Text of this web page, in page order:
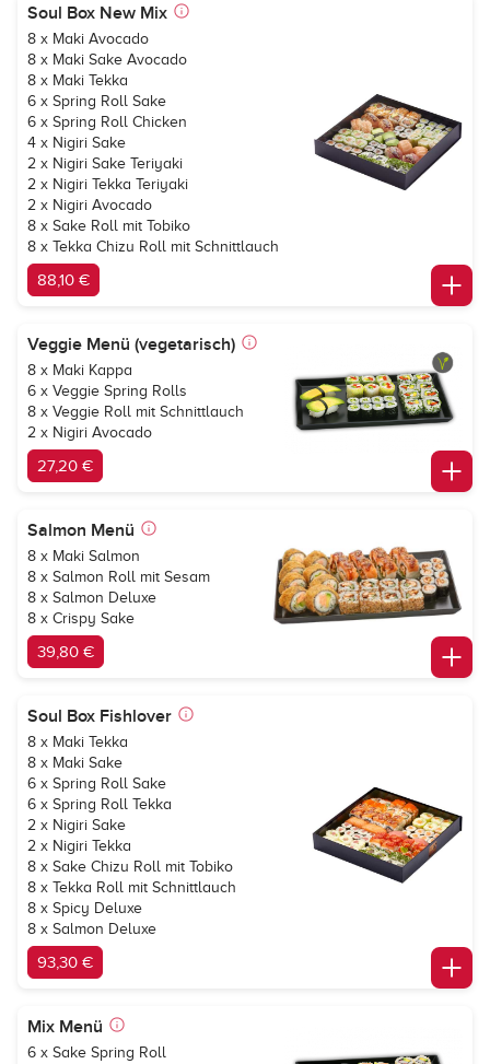
Soul Box New Mix
8 x Maki Avocado
8 x Maki Sake Avocado
8 x Maki Tekka
6 x Spring Roll Sake
6 x Spring Roll Chicken
4 x Nigiri Sake
2 x Nigiri Sake Teriyaki
2 x Nigiri Tekka Teriyaki
2 x Nigiri Avocado
8 x Sake Roll mit Tobiko
8 x Tekka Chizu Roll mit Schnittlauch
88,10 €
Veggie Menü (vegetarisch)
8 x Maki Kappa
6 x Veggie Spring Rolls
8 x Veggie Roll mit Schnittlauch
2 x Nigiri Avocado
27,20 €
Salmon Menü
8 x Maki Salmon
8 x Salmon Roll mit Sesam
8 x Salmon Deluxe
8 x Crispy Sake
39,80 €
Soul Box Fishlover
8 x Maki Tekka
8 x Maki Sake
6 x Spring Roll Sake
6 x Spring Roll Tekka
2 x Nigiri Sake
2 x Nigiri Tekka
8 x Sake Chizu Roll mit Tobiko
8 x Tekka Roll mit Schnittlauch
8 x Spicy Deluxe
8 x Salmon Deluxe
93,30 €
Mix Menü
6 x Sake Spring Roll